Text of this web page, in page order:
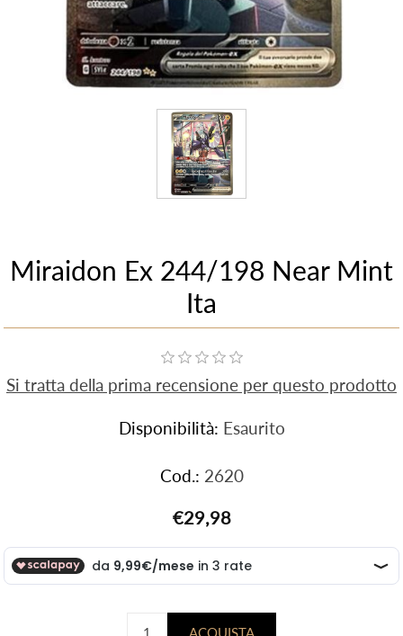
Miraidon Ex 244/198 Near Mint
Ita
Si tratta della prima recensione per questo prodotto
Disponibilità: Esaurito
Cod.: 2620
€29,98